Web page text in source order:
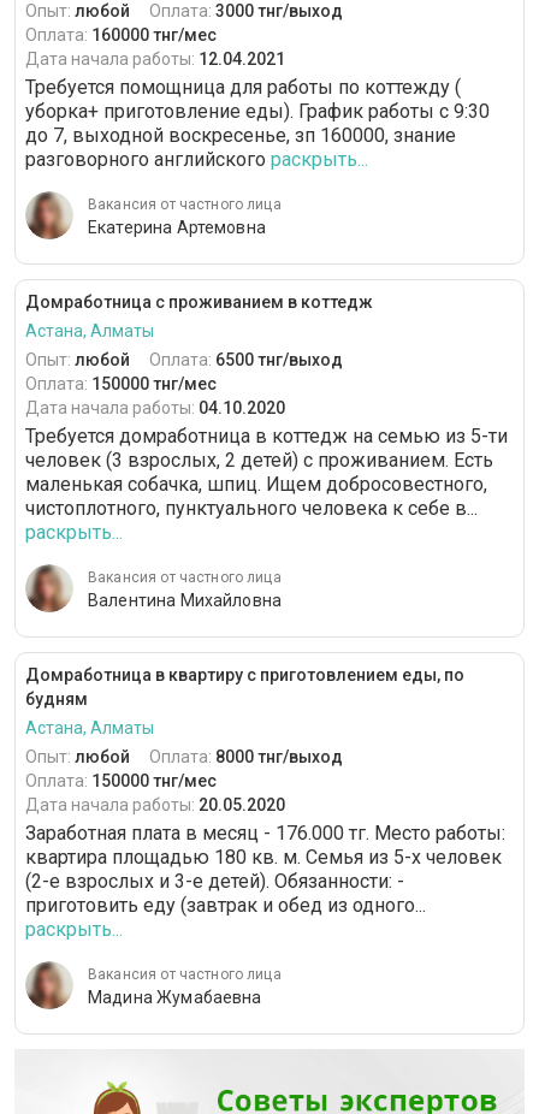
Опыт: любой Оплата: 3000 тнг/выход
Оплата: 160000 тнг/мес
Дата начала работы: 12.04.2021
Требуется помощница для работы по коттежду (
уборка+ приготовление еды). График работы с 9:30
до 7, выходной воскресенье, зп 160000, знание
разговорного английского раскрыть...
Вакансия от частного лица
Екатерина Артемовна
Домработница с проживанием в коттедж
Астана, Алматы
Опыт: любой Оплата: 6500 тнг/выход
Оплата: 150000 тнг/мес
Дата начала работы: 04.10.2020
Требуется домработница в коттедж на семью из 5-ти
человек (3 взрослых, 2 детей) с проживанием. Есть
маленькая собачка, шпиц. Ищем добросовестного,
чистоплотного, пунктуального человека к себе в...
раскрыть...
Вакансия от частного лица
Валентина Михайловна
Домработница в квартиру с приготовлением еды, по
будням
Астана, Алматы
Опыт: любой Оплата: 8000 тнг/выход
Оплата: 150000 тнг/мес
Дата начала работы: 20.05.2020
Заработная плата в месяц - 176.000 тг. Место работы:
квартира площадью 180 кв. м. Семья из 5-х человек
(2-е взрослых и 3-е детей). Обязанности: -
приготовить еду (завтрак и обед из одного...
раскрыть...
Вакансия от частного лица
Мадина Жумабаевна